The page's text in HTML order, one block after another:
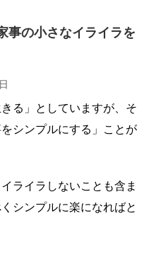
事の小さなイライラを
る」としていますが、そ
シンプルにする」ことが
ライラしないことも含ま
シンプルに楽になればと